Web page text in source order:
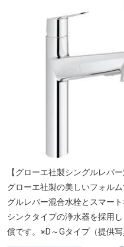
【グローエ社製シングルレバ
グローエ社製の美しいフォル
グルレバー混合水栓とスマー
シンクタイプの浄水器を採用
償です。※D～Gタイプ（提供写